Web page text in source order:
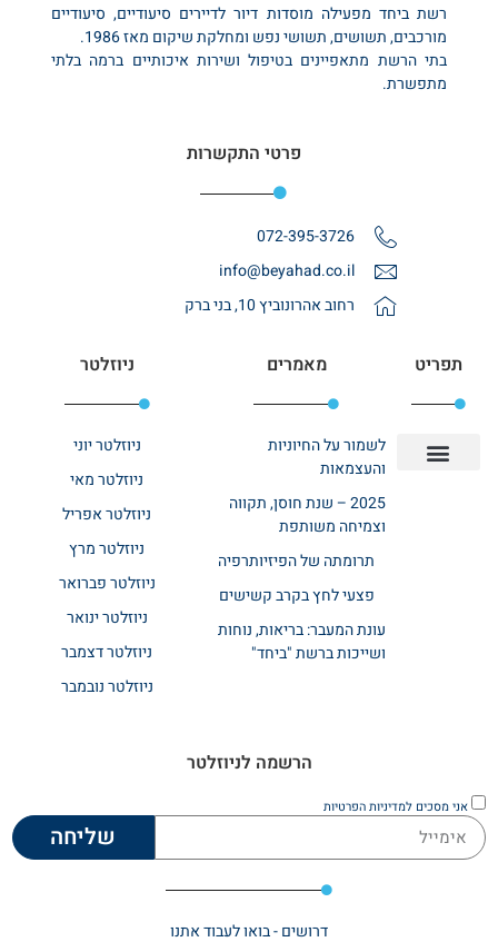
רשת ביחד מפעילה מוסדות דיור לדיירים סיעודיים, סיעודיים
מורכבים, תשושים, תשושי נפש ומחלקת שיקום מאז 1986.
בתי הרשת מתאפיינים בטיפול ושירות איכותיים ברמה בלתי
מתפשרת.
פרטי התקשרות
072-395-3726
info@beyahad.co.il
רחוב אהרונוביץ 10, בני ברק
תפריט מאמרים
לשמור על החיוניות
והעצמאות
2025 – שנת חוסן, תקווה
וצמיחה משותפת
תרומתה של הפיזיותרפיה
פצעי לחץ בקרב קשישים
עונת המעבר: בריאות, נוחות
ושייכות ברשת "ביחד"
ניוזלטר
ניוזלטר יוני
ניוזלטר מאי
ניוזלטר אפריל
ניוזלטר מרץ
ניוזלטר פברואר
ניוזלטר ינואר
ניוזלטר דצמבר
ניוזלטר נובמבר
הרשמה לניוזלטר
אני מסכים למדיניות הפרטיות
שליחה
דרושים - בואו לעבוד אתנו